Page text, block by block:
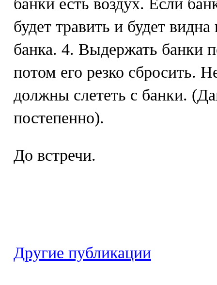
банки есть воздух. Если
будет травить и будет
банка. 4. Выдержать банки
потом его резко сбросить.
должны слететь с банки.
постепенно).
До встречи.
Другие публикации